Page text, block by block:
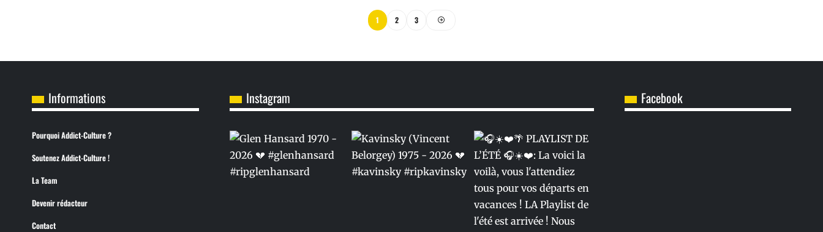
1 2 3
Informations
Pourquoi Addict-Culture ?
Soutenez Addict-Culture !
La Team
Devenir rédacteur
Contact
Instagram Facebook